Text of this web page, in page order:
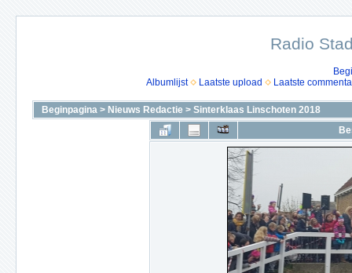
Radio
Albumlijst
Laatste upload Laatste
Beginpagina > Nieuws Redactie > Sinterklaas Linschoten 2018